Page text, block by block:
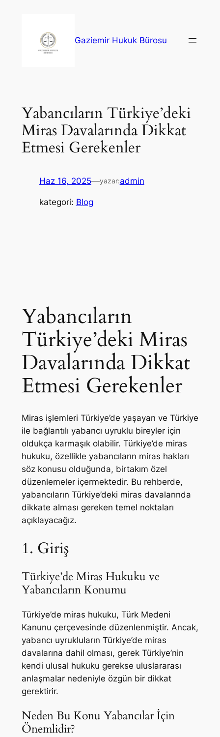
Gaziemir Hukuk Bürosu
Yabancıların Türkiye’deki
Miras Davalarında Dikkat
Etmesi Gerekenler
Haz 16, 2025—yazar:admin
kategori: Blog
Yabancıların
Türkiye’deki Miras
Davalarında Dikkat
Etmesi Gerekenler
Miras işlemleri Türkiye’de yaşayan ve Türkiye
ile bağlantılı yabancı uyruklu bireyler için
oldukça karmaşık olabilir. Türkiye’de miras
hukuku, özellikle yabancıların miras hakları
söz konusu olduğunda, birtakım özel
düzenlemeler içermektedir. Bu rehberde,
yabancıların Türkiye’deki miras davalarında
dikkate alması gereken temel noktaları
açıklayacağız.
1. Giriş
Türkiye’de Miras Hukuku ve
Yabancıların Konumu
Türkiye’de miras hukuku, Türk Medeni
Kanunu çerçevesinde düzenlenmiştir. Ancak,
yabancı uyrukluların Türkiye’de miras
davalarına dahil olması, gerek Türkiye’nin
kendi ulusal hukuku gerekse uluslararası
anlaşmalar nedeniyle özgün bir dikkat
gerektirir.
Neden Bu Konu Yabancılar İçin
Önemlidir?